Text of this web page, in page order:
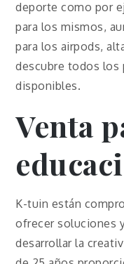
deporte como por
para los mismos,
para los airpods,
descubre todos los
disponibles.
Venta
K-tuin están
ofrecer soluciones
desarrollar la